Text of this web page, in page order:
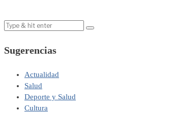
Sugerencias
Actualidad
Salud
Deporte y Salud
Cultura